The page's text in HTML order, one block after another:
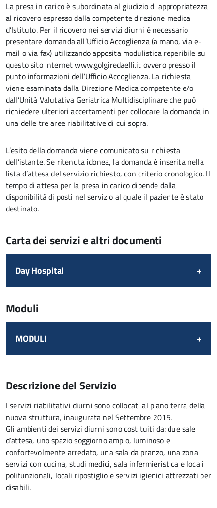
La presa in carico è subordinata al giudizio di appropriatezza
al ricovero espresso dalla competente direzione medica
d’Istituto. Per il ricovero nei servizi diurni è necessario
presentare domanda all’Ufficio Accoglienza (a mano, via e-
mail o via fax) utilizzando apposita modulistica reperibile su
questo sito internet www.golgiredaelli.it ovvero presso il
punto informazioni dell’Ufficio Accoglienza. La richiesta
viene esaminata dalla Direzione Medica competente e/o
dall’Unità Valutativa Geriatrica Multidisciplinare che può
richiedere ulteriori accertamenti per collocare la domanda in
una delle tre aree riabilitative di cui sopra.
L’esito della domanda viene comunicato su richiesta
dell’istante. Se ritenuta idonea, la domanda è inserita nella
lista d’attesa del servizio richiesto, con criterio cronologico. Il
tempo di attesa per la presa in carico dipende dalla
disponibilità di posti nel servizio al quale il paziente è stato
destinato.
Carta dei servizi e altri documenti
Day Hospital
Moduli
MODULI
Descrizione del Servizio
I servizi riabilitativi diurni sono collocati al piano terra della
nuova struttura, inaugurata nel Settembre 2015.
Gli ambienti dei servizi diurni sono costituiti da: due sale
d’attesa, uno spazio soggiorno ampio, luminoso e
confortevolmente arredato, una sala da pranzo, una zona
servizi con cucina, studi medici, sala infermieristica e locali
polifunzionali, locali ripostiglio e servizi igienici attrezzati per
disabili.